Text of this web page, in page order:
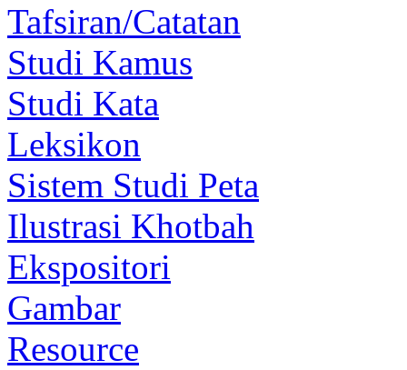
Tafsiran/Catatan
Studi Kamus
Studi Kata
Leksikon
Sistem Studi Peta
Ilustrasi Khotbah
Ekspositori
Gambar
Resource